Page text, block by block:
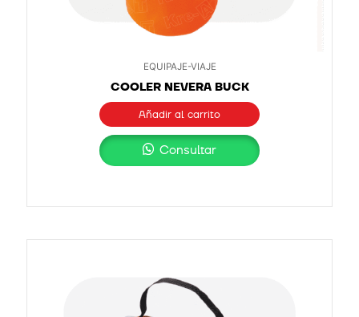
EQUIPAJE-VIAJE
COOLER NEVERA BUCK
Añadir al carrito
Consultar